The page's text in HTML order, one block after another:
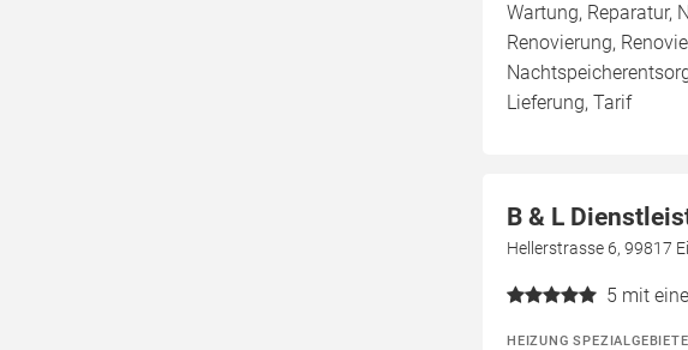
Wartung, Reparatur,
Renovierung,
Lieferung, Tarif
B & L
Hellerstrasse 6, 99817
5 mit
HEIZUNG SPEZIALGEBIETE